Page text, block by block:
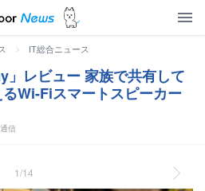
> IT総合ニュース
」レビュー 家族で共有して
Wi-Fiスマートスピーカー
信
1/14